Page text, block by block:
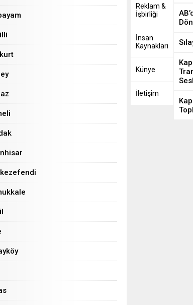
Reklam &
İşbirliği
İnsan
Kaynakları
Künye
İletişim